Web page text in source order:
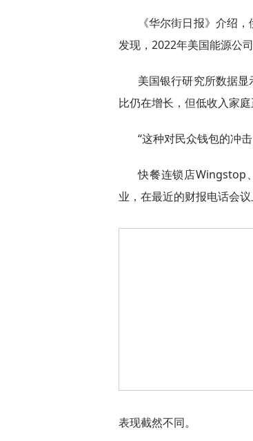
《华尔街日报》介绍
发现，2022年美国能源公
美国银行研究所数据
比仍在增长，但低收入家庭
“这种对民众钱包的冲
快餐连锁店Wingstop
业，在最近的财报电话会
表现截然不同。